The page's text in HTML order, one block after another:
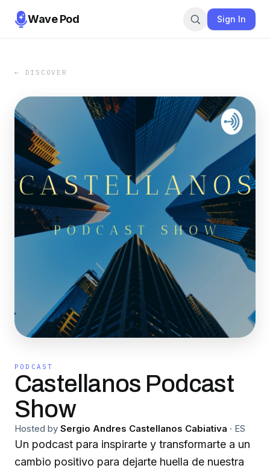
Wave Pod Sign In
← DISCOVER
PODCAST
Castellanos Podcast
Show
Hosted by Sergio Andres Castellanos Cabiativa · ES
Un podcast para inspirarte y transformarte a un
cambio positivo para dejarte huella de nuestra